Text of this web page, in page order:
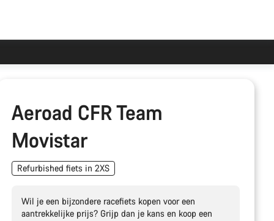
Aeroad CFR Team
Movistar
Refurbished fiets in 2XS
Wil je een bijzondere racefiets kopen voor een
aantrekkelijke prijs? Grijp dan je kans en koop een